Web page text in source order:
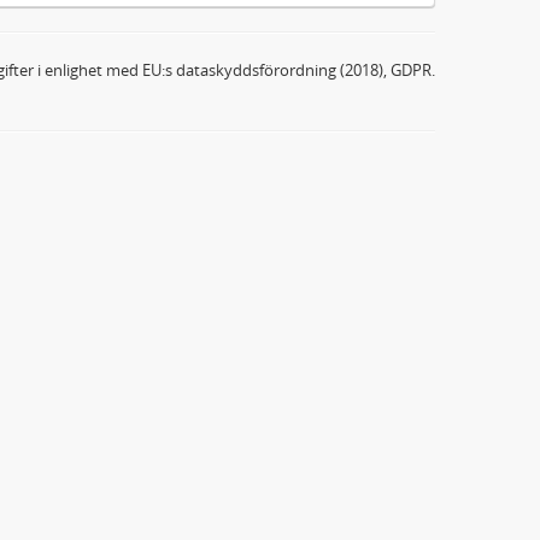
i enlighet med EU:s dataskyddsförordning (2018), GDPR.